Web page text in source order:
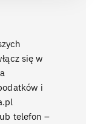
się w
i
telefon –